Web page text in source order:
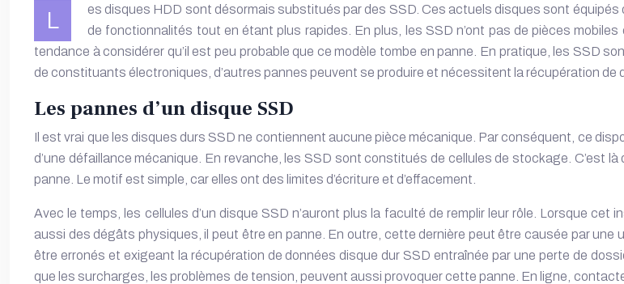
L
es disques HDD sont désormais substitués par des SSD. Ces actuels disques sont
de fonctionnalités tout en étant plus rapides. En plus, les SSD n’ont pas de pièces
tendance à considérer qu’il est peu probable que ce modèle tombe en panne. En pratique, les SSD
de constituants électroniques, d’autres pannes peuvent se produire et nécessitent la récupération de
Les pannes d’un disque SSD
Il est vrai que les disques durs SSD ne contiennent aucune pièce mécanique. Par conséquent, ce
d’une défaillance mécanique. En revanche, les SSD sont constitués de cellules de stockage. C’est
panne. Le motif est simple, car elles ont des limites d’écriture et d’effacement.
Avec le temps, les cellules d’un disque SSD n’auront plus la faculté de remplir leur rôle. Lorsque
aussi des dégâts physiques, il peut être en panne. En outre, cette dernière peut être causée par
être erronés et exigeant la récupération de données disque dur SSD entraînée par une perte de
que les surcharges, les problèmes de tension, peuvent aussi provoquer cette panne. En ligne,